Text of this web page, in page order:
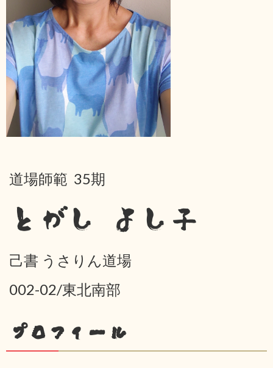
道場師範 35期
とがし よし子
己書 うさりん道場
002-02/東北南部
プロフィール